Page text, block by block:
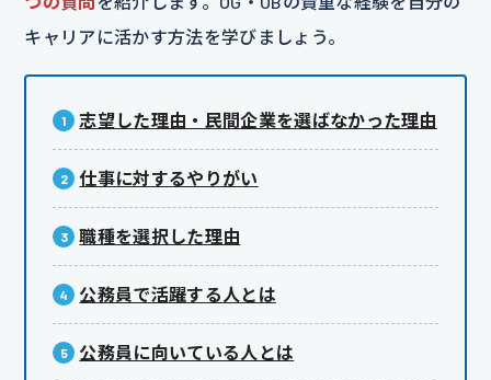
キャリアに活かす方法を学びましょう。
志望した理由・民間企業を選ばなかった理由
仕事に対するやりがい
職種を選択した理由
公務員で活躍する人とは
公務員に向いている人とは